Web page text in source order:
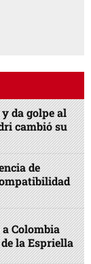
da golpe al
cambió su
de
Colombia
la Espriella